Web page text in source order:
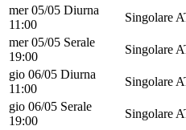
mer 05/05 Diurna
11:00
Singolare
mer 05/05 Serale
19:00
Singolare
gio 06/05 Diurna
11:00
Singolare
gio 06/05 Serale
19:00
Singolare